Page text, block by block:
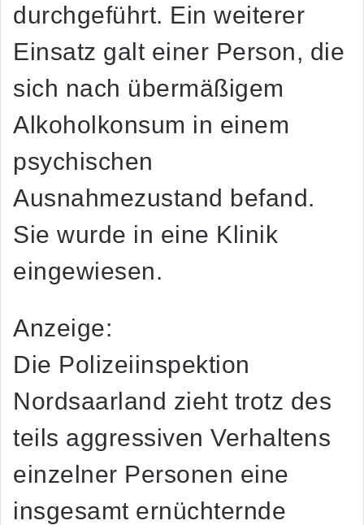
durchgeführt. Ein weiterer
Einsatz galt einer Person, die
sich nach übermäßigem
Alkoholkonsum in einem
psychischen
Ausnahmezustand befand.
Sie wurde in eine Klinik
eingewiesen.
Anzeige:
Die Polizeiinspektion
Nordsaarland zieht trotz des
teils aggressiven Verhaltens
einzelner Personen eine
insgesamt ernüchternde